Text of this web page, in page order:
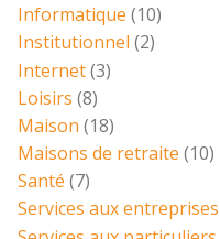
Informatique (10)
Institutionnel (2)
Internet(3)
Loisirs (8)
Maison (18)
Maisons de retraite (10)
Santé (7)
Services aux entreprises